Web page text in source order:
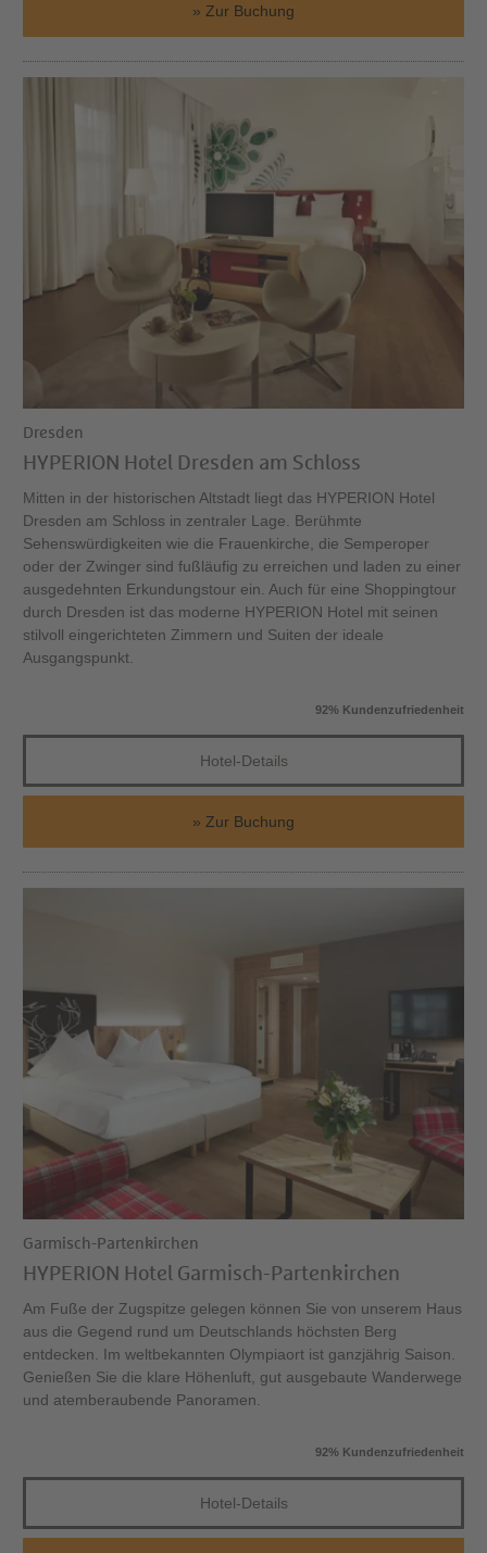
Zur Buchung
Dresden
HYPERION Hotel Dresden am Schloss
Mitten in der historischen Altstadt liegt das HYPERION Hotel
Dresden am Schloss in zentraler Lage. Berühmte
Sehenswürdigkeiten wie die Frauenkirche, die Semperoper
oder der Zwinger sind fußläufig zu erreichen und laden zu einer
ausgedehnten Erkundungstour ein. Auch für eine Shoppingtour
durch Dresden ist das moderne HYPERION Hotel mit seinen
stilvoll eingerichteten Zimmern und Suiten der ideale
Ausgangspunkt.
92% Kundenzufriedenheit
Hotel-Details
Zur Buchung
Garmisch-Partenkirchen
HYPERION Hotel Garmisch-Partenkirchen
Am Fuße der Zugspitze gelegen können Sie von unserem Haus
aus die Gegend rund um Deutschlands höchsten Berg
entdecken. Im weltbekannten Olympiaort ist ganzjährig Saison.
Genießen Sie die klare Höhenluft, gut ausgebaute Wanderwege
und atemberaubende Panoramen.
92% Kundenzufriedenheit
Hotel-Details